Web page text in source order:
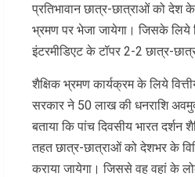
प्रतिभावान छात्र-छात्राओं को देश के
भ्रमण पर भेजा जायेगा। जिसके लिये
इंटरमीडिएट के टॉपर 2-2 छात्र-
शैक्षिक भ्रमण कार्यक्रम के लिये
सरकार ने 50 लाख की धनराशि
बताया कि पांच दिवसीय भारत दर्शन
तहत छात्र-छात्राओं को देशभर के
कराया जायेगा। जिससे वह वहां के